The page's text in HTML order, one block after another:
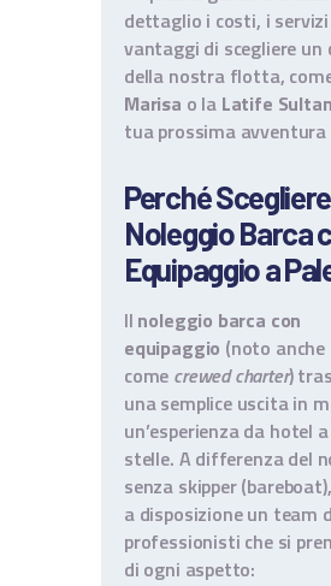
dettaglio i costi, i
vantaggi di scegliere un
della nostra flotta,
Marisa o la Latife Sultan
tua prossima avventura
Perché
Noleggio Barca
Equipaggio a
Il noleggio barca con
equipaggio (noto anche
come crewed charter)
una semplice uscita in
un’esperienza da hotel
stelle. A differenza del
senza skipper
a disposizione un team
professionisti che si
di ogni aspetto: